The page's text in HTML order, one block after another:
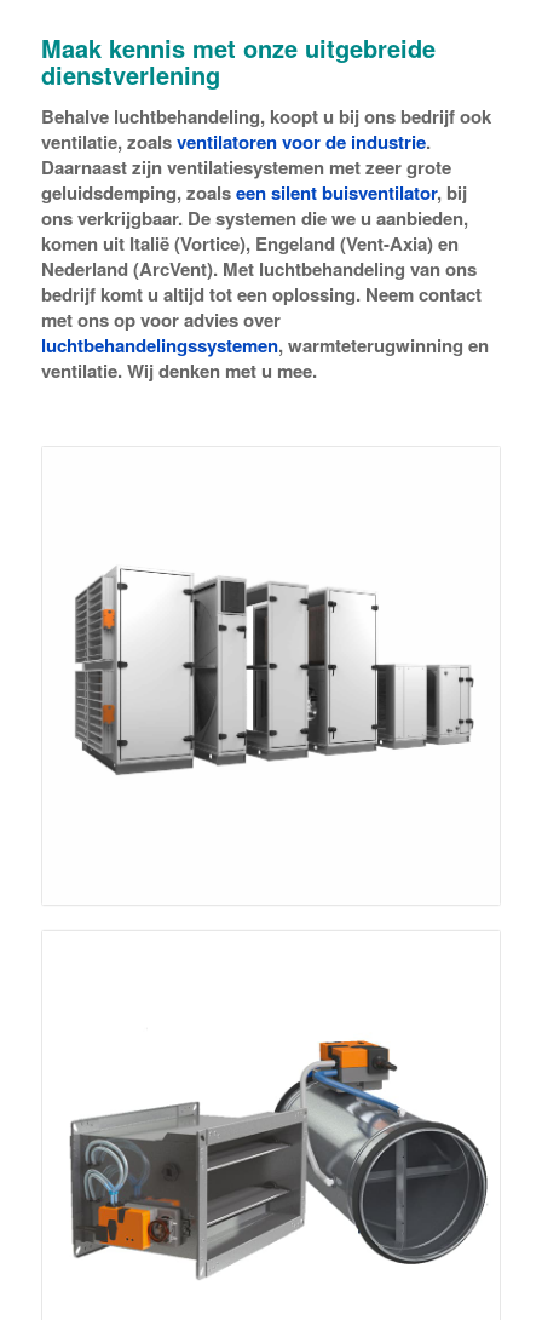
Maak kennis met onze uitgebreide
dienstverlening
Behalve luchtbehandeling, koopt u bij ons bedrijf ook
ventilatie, zoalsventilatoren voor de industrie.
Daarnaast zijn ventilatiesystemen met zeer grote
geluidsdemping, zoalseen silent buisventilator, bij
ons verkrijgbaar. De systemen die we u aanbieden,
komen uit Italië (Vortice), Engeland (Vent-Axia) en
Nederland (ArcVent). Met luchtbehandeling van ons
bedrijf komt u altijd tot een oplossing. Neem contact
met ons op voor advies over
luchtbehandelingssystemen, warmteterugwinning en
ventilatie. Wij denken met u mee.